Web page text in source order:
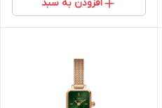
افزودن به سبد